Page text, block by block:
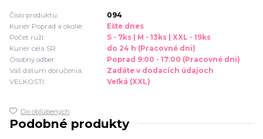
Číslo produktu:
094
Kuriér Poprad a okolie:
Ešte dnes
Počet ruží:
S - 7ks | M - 13ks | XXL - 19ks
Kuriér celá SR:
do 24 h (Pracovné dni)
Osobný odber:
Poprad 9:00 - 17:00 (Pracovné dni)
Váš dátum doručenia:
Zadáte v dodacích údajoch
VEĽKOSTI:
Veľká (XXL)
Do obľúbených
Podobné produkty